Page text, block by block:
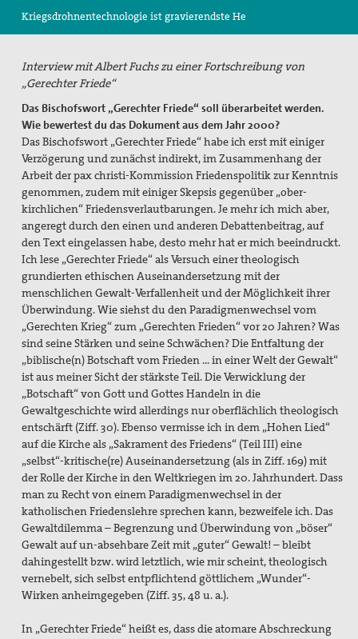
Suche
Kriegsdrohnentechnologie ist gravierendste He
Interview mit Albert Fuchs zu einer Fortschreibung von
„Gerechter Friede“
Das Bischofswort „Gerechter Friede“ soll überarbeitet werden.
Wie bewertest du das Dokument aus dem Jahr 2000?
Das Bischofswort „Gerechter Friede“ habe ich erst mit einiger
Verzögerung und zunächst indirekt, im Zusammenhang der
Arbeit der pax christi-Kommission Friedenspolitik zur Kenntnis
genommen, zudem mit einiger Skepsis gegenüber „ober-
kirchlichen“ Friedensverlautbarungen. Je mehr ich mich aber,
angeregt durch den einen und anderen Debattenbeitrag, auf
den Text eingelassen habe, desto mehr hat er mich beeindruckt.
Ich lese „Gerechter Friede“ als Versuch einer theologisch
grundierten ethischen Auseinandersetzung mit der
menschlichen Gewalt-Verfallenheit und der Möglichkeit ihrer
Überwindung. Wie siehst du den Paradigmenwechsel vom
„Gerechten Krieg“ zum „Gerechten Frieden“ vor 20 Jahren? Was
sind seine Stärken und seine Schwächen? Die Entfaltung der
„biblische(n) Botschaft vom Frieden ... in einer Welt der Gewalt“
ist aus meiner Sicht der stärkste Teil. Die Verwicklung der
„Botschaft“ von Gott und Gottes Handeln in die
Gewaltgeschichte wird allerdings nur oberflächlich theologisch
entschärft (Ziff. 30). Ebenso vermisse ich in dem „Hohen Lied“
auf die Kirche als „Sakrament des Friedens“ (Teil III) eine
„selbst“-kritische(re) Auseinandersetzung (als in Ziff. 169) mit
der Rolle der Kirche in den Weltkriegen im 20. Jahrhundert. Dass
man zu Recht von einem Paradigmenwechsel in der
katholischen Friedenslehre sprechen kann, bezweifele ich. Das
Gewaltdilemma – Begrenzung und Überwindung von „böser“
Gewalt auf un-absehbare Zeit mit „guter“ Gewalt! – bleibt
dahingestellt bzw. wird letztlich, wie mir scheint, theologisch
vernebelt, sich selbst entpflichtend göttlichem „Wunder“-
Wirken anheimgegeben (Ziff. 35, 48 u. a.).
In „Gerechter Friede“ heißt es, dass die atomare Abschreckung